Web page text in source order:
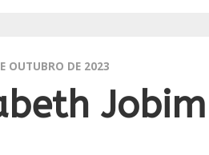
OUTUBRO DE 2023